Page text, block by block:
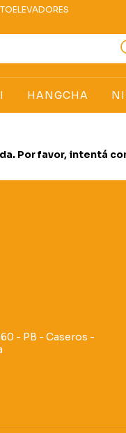
HANGCHA
Por favor, intentá
- PB - Caseros -